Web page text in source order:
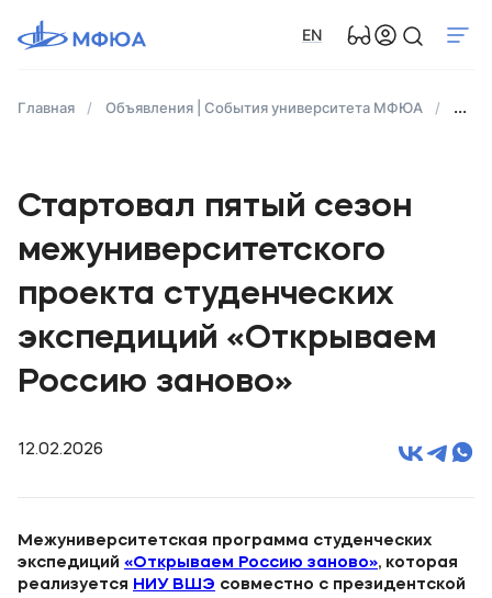
EN
Главная Объявления | События университета МФЮА
Стартовал пятый сезон
межуниверситетского
проекта студенческих
экспедиций «Открываем
Россию заново»
12.02.2026
Межуниверситетская программа студенческих
экспедиций «Открываем Россию заново», которая
реализуется НИУ ВШЭ совместно с президентской